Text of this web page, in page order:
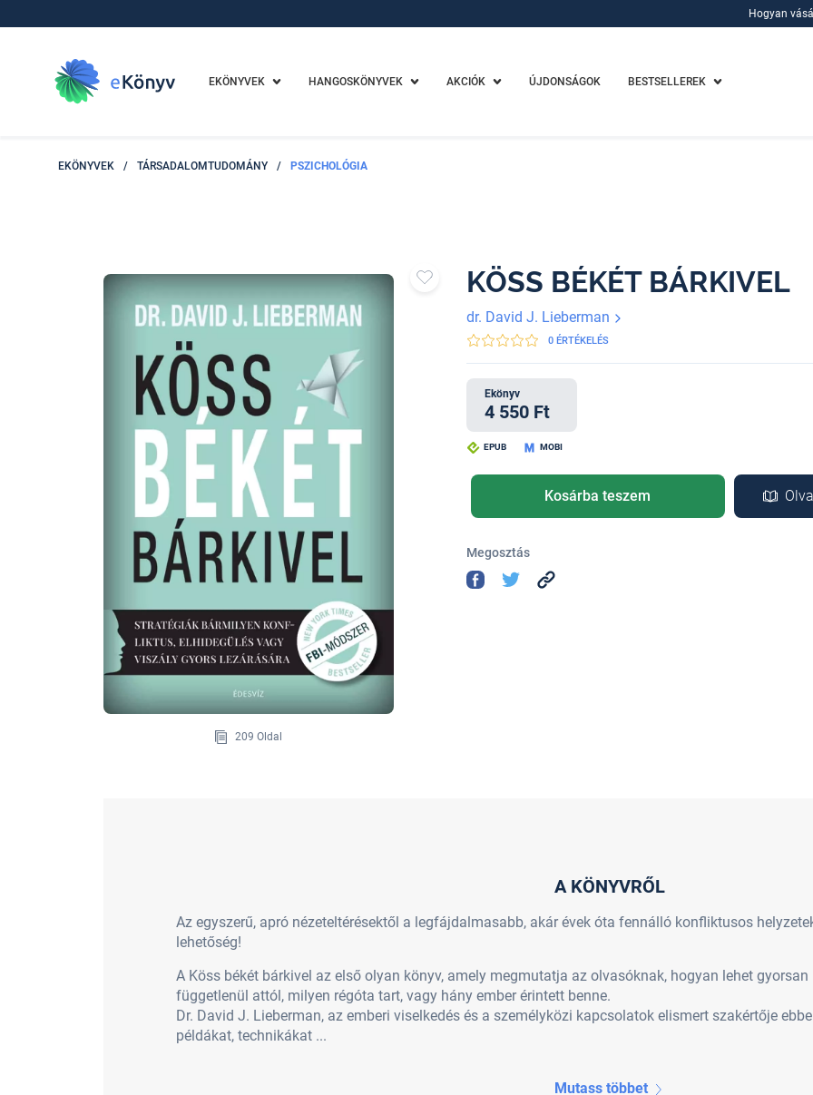
Hogyan
EKÖNYVEK HANGOSKÖNYVEK AKCIÓK ÚJDONSÁGOK BESTSELLEREK
EKÖNYVEK / TÁRSADALOMTUDOMÁNY / PSZICHOLÓGIA
209 Oldal
KÖSS BÉKÉT BÁRKIVEL
dr. David J. Lieberman
0 ÉRTÉKELÉS
Ekönyv
4 550 Ft
EPUB MOBI
Kosárba teszem
Megosztás
A KÖNYVRŐL
Az egyszerű, apró nézeteltérésektől a legfájdalmasabb, akár évek óta fennálló konfliktusos
lehetőség!
A Köss békét bárkivel az első olyan könyv, amely megmutatja az olvasóknak, hogyan lehet
függetlenül attól, milyen régóta tart, vagy hány ember érintett benne.
Dr. David J. Lieberman, az emberi viselkedés és a személyközi kapcsolatok elismert szakértője
példákat, technikákat ...
Mutass többet